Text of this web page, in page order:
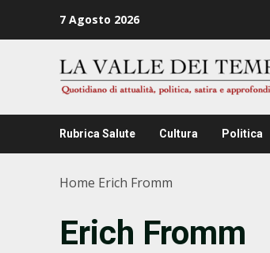
7 Agosto 2026
Rubrica Salute Cultura Politica
Home Erich Fromm
Erich Fromm